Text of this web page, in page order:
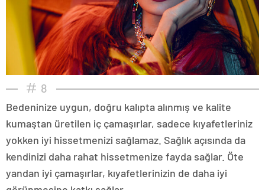
8
Bedeninize uygun, doğru kalıpta alınmış ve kalite
kumaştan üretilen iç çamaşırlar, sadece kıyafetleriniz
yokken iyi hissetmenizi sağlamaz. Sağlık açısında da
kendinizi daha rahat hissetmenize fayda sağlar. Öte
yandan iyi çamaşırlar, kıyafetlerinizin de daha iyi